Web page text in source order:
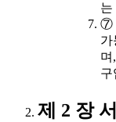
는
⑦
가
며
구
제 2 장